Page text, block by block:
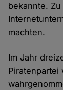
bekannte.
machten.
Im Jahr
Piratenpartei